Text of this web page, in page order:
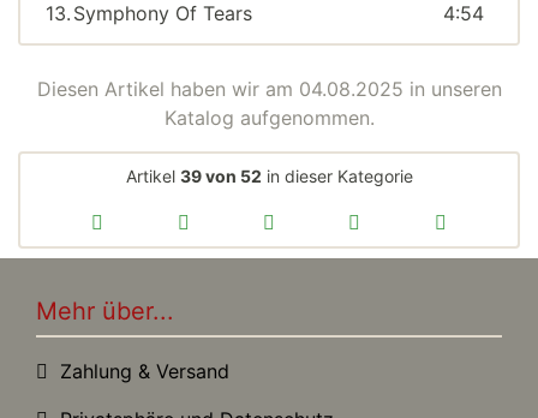
13. Symphony Of Tears 4:54
Diesen Artikel haben wir am 04.08.2025 in unseren
Katalog aufgenommen.
Artikel 39 von 52 in dieser Kategorie
Mehr über...
Zahlung & Versand